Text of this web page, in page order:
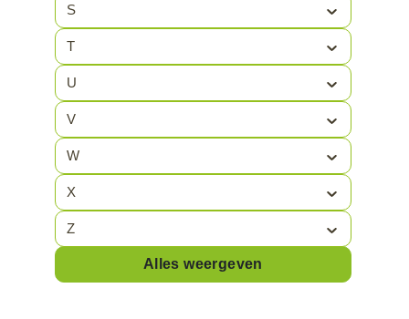
S
T
U
V
W
X
Z
Alles weergeven